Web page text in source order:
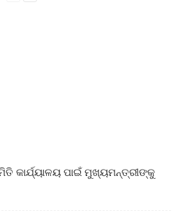
କାର୍ଯ୍ୟାଳୟ ପାଇଁ ମୁଖ୍ୟମନ୍ତ୍ରୀଙ୍କୁ